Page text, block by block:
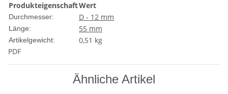
ProdukteigenschaftWert
Durchmesser: D - 12 mm
Länge: 55 mm
Artikelgewicht: 0,51 kg
PDF
Ähnliche Artikel